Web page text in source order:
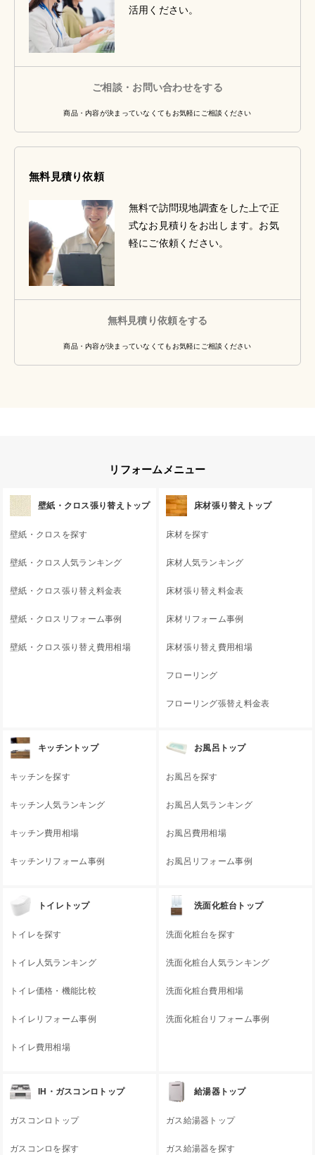
活用ください。
ご相談・お問い合わせをする
商品・内容が決まっていなくてもお気軽にご相談ください
無料見積り依頼
無料で訪問現地調査をした上で正
式なお見積りをお出します。お気
軽にご依頼ください。
無料見積り依頼をする
商品・内容が決まっていなくてもお気軽にご相談ください
リフォームメニュー
壁紙・クロス張り替えトップ
壁紙・クロスを探す
壁紙・クロス人気ランキング
壁紙・クロス張り替え料金表
壁紙・クロスリフォーム事例
壁紙・クロス張り替え費用相場
床材張り替えトップ
床材を探す
床材人気ランキング
床材張り替え料金表
床材リフォーム事例
床材張り替え費用相場
フローリング
フローリング張替え料金表
キッチントップ
キッチンを探す
キッチン人気ランキング
キッチン費用相場
キッチンリフォーム事例
お風呂トップ
お風呂を探す
お風呂人気ランキング
お風呂費用相場
お風呂リフォーム事例
トイレトップ
トイレを探す
トイレ人気ランキング
トイレ価格・機能比較
トイレリフォーム事例
トイレ費用相場
洗面化粧台トップ
洗面化粧台を探す
洗面化粧台人気ランキング
洗面化粧台費用相場
洗面化粧台リフォーム事例
IH・ガスコンロトップ
ガスコンロトップ
ガスコンロを探す
給湯器トップ
ガス給湯器トップ
ガス給湯器を探す